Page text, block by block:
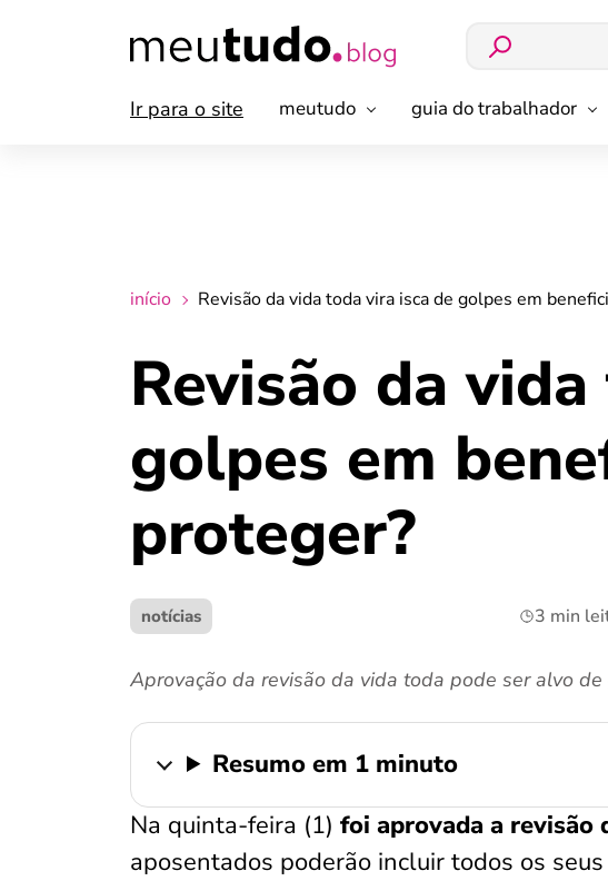
Ir para o site meutudo guia do trabalhador
início Revisão da vida toda vira isca de golpes em
Revisão da
golpes em
proteger?
notícias 3 min
Aprovação da revisão da vida toda pode ser alvo
Resumo em 1 minuto
Na quinta-feira (1) foi aprovada a revisão
aposentados poderão incluir todos os seus